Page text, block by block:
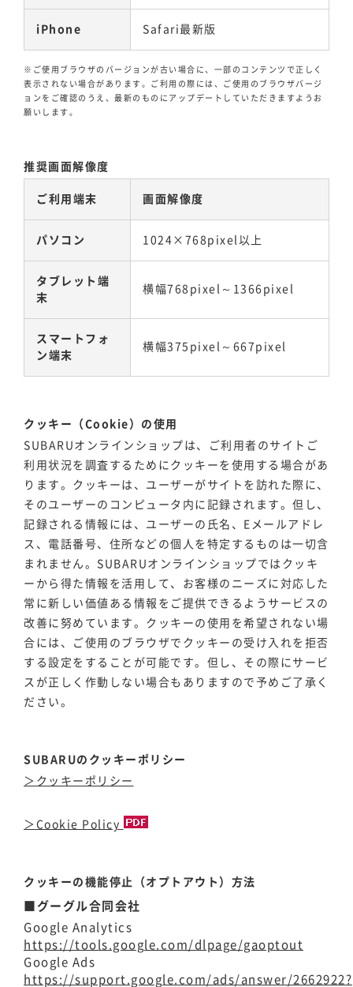
iPhone Safari最新版
※ご使用ブラウザのバージョンが古い場合に、一部のコンテンツで正しく
表示されない場合があります。ご利用の際には、ご使用のブラウザバージ
ョンをご確認のうえ、最新のものにアップデートしていただきますようお
願いします。
推奨画面解像度
ご利用端末 画面解像度
パソコン 1024×768pixel以上
タブレット端
末
横幅768pixel～1366pixel
スマートフォ
ン端末
横幅375pixel～667pixel
クッキー（Cookie）の使用
SUBARUオンラインショップは、ご利用者のサイトご
利用状況を調査するためにクッキーを使用する場合があ
ります。クッキーは、ユーザーがサイトを訪れた際に、
そのユーザーのコンピュータ内に記録されます。但し、
記録される情報には、ユーザーの氏名、Eメールアドレ
ス、電話番号、住所などの個人を特定するものは一切含
まれません。SUBARUオンラインショップではクッキ
ーから得た情報を活用して、お客様のニーズに対応した
常に新しい価値ある情報をご提供できるようサービスの
改善に努めています。クッキーの使用を希望されない場
合には、ご使用のブラウザでクッキーの受け入れを拒否
する設定をすることが可能です。但し、その際にサービ
スが正しく作動しない場合もありますので予めご了承く
ださい。
SUBARUのクッキーポリシー
＞クッキーポリシー
＞Cookie Policy
クッキーの機能停止（オプトアウト）方法
■グーグル合同会社
Google Analytics
https://tools.google.com/dlpage/gaoptout
Google Ads
https://support.google.com/ads/answer/2662922?